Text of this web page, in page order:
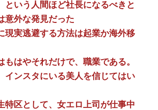
という人間ほど社長になるべきと
意外な発見だった
現実逃避する方法は起業か海外移
もはやそれだけで、職業である。
インスタにいる美人を信じてはい
特区として、女エロ上司が仕事中